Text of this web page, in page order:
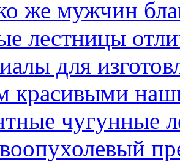
же мужчин
лестницы
для
красивыми
чугунные